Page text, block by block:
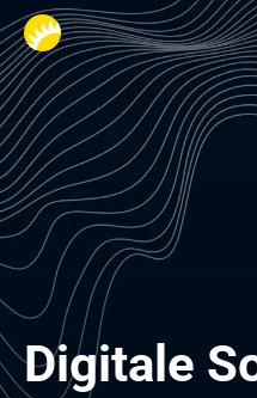
Dienstleistungen
Digitale